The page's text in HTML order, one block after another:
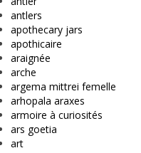
antlers
apothecary jars
apothicaire
araignée
arche
argema mittrei femelle
arhopala araxes
armoire à curiosités
ars goetia
art